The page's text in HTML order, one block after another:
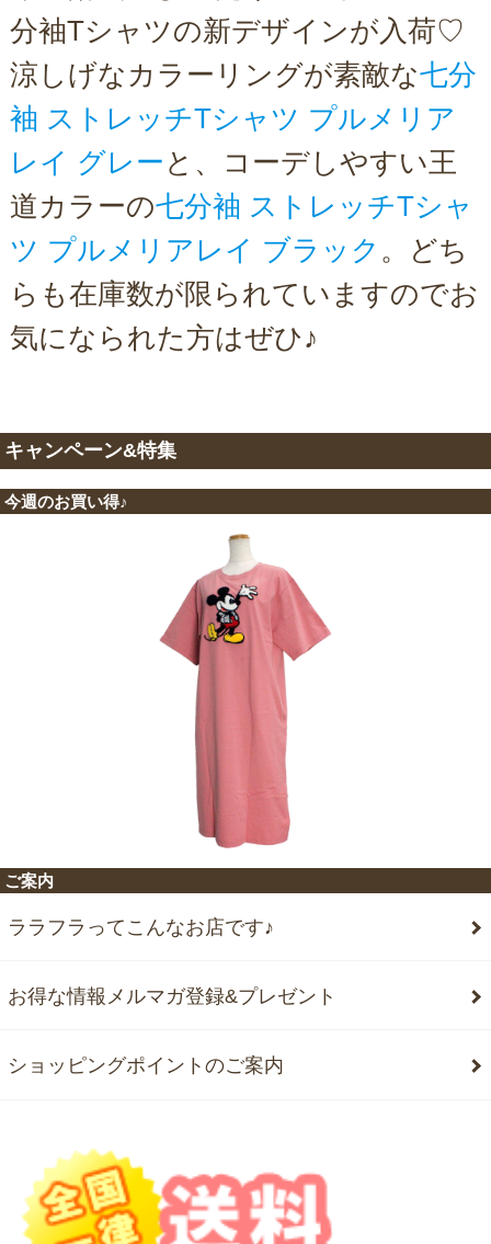
分袖Tシャツの新デザインが入荷♡
涼しげなカラーリングが素敵な七分
袖 ストレッチTシャツ プルメリア
レイ グレー と、コーデしやすい王
道カラーの七分袖 ストレッチTシャ
ツ プルメリアレイ ブラック 。どち
らも在庫数が限られていますのでお
気になられた方はぜひ♪
キャンペーン&特集
今週のお買い得♪
ご案内
ララフラってこんなお店です♪
お得な情報メルマガ登録&プレゼント
ショッピングポイントのご案内